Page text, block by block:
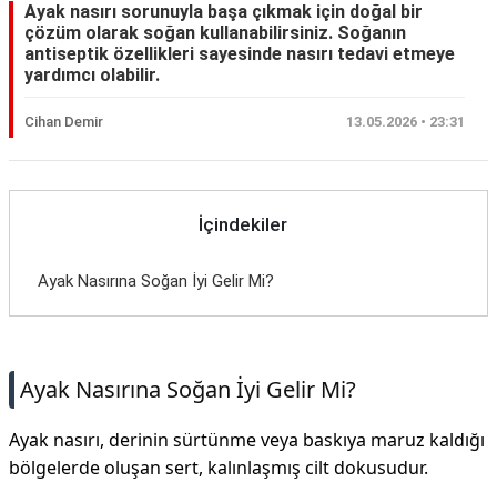
Ayak nasırı sorunuyla başa çıkmak için doğal bir
çözüm olarak soğan kullanabilirsiniz. Soğanın
antiseptik özellikleri sayesinde nasırı tedavi etmeye
yardımcı olabilir.
Cihan Demir 13.05.2026 • 23:31
İçindekiler
Ayak Nasırına Soğan İyi Gelir Mi?
Ayak Nasırına Soğan İyi Gelir Mi?
Ayak nasırı, derinin sürtünme veya baskıya maruz kaldığı
bölgelerde oluşan sert, kalınlaşmış cilt dokusudur.